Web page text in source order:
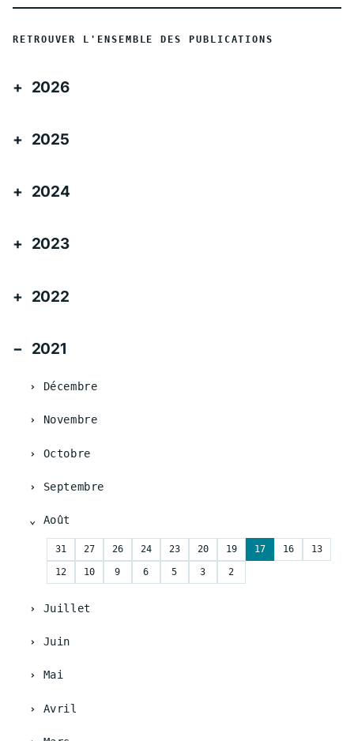
RETROUVER L'ENSEMBLE DES PUBLICATIONS
2026
2025
2024
2023
2022
2021
Décembre
Novembre
Octobre
Septembre
Août
31 27 26 24 23 20 19 17 16 13
12 10 9 6 5 3 2
Juillet
Juin
Mai
Avril